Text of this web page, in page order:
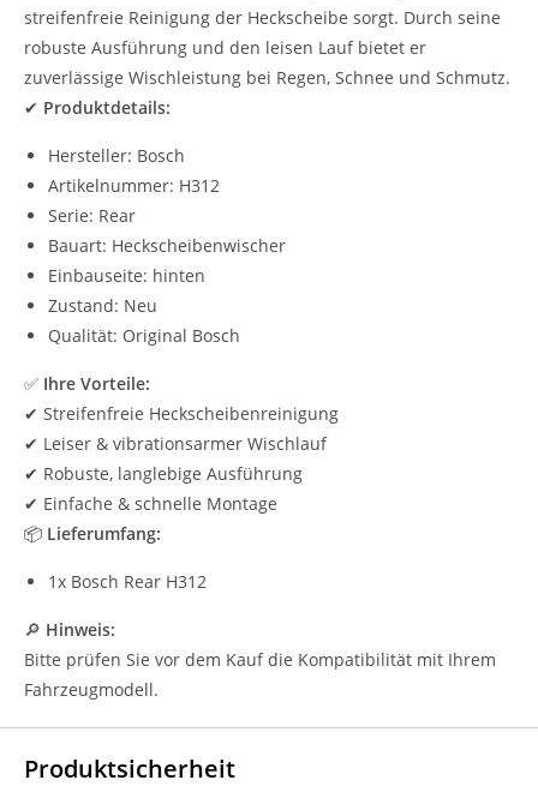
streifenfreie Reinigung der Heckscheibe sorgt. Durch seine
robuste Ausführung und den leisen Lauf bietet er
zuverlässige Wischleistung bei Regen, Schnee und Schmutz.
✔ Produktdetails:
Hersteller: Bosch
Artikelnummer: H312
Serie: Rear
Bauart: Heckscheibenwischer
Einbauseite: hinten
Zustand: Neu
Qualität: Original Bosch
✅ Ihre Vorteile:
✔ Streifenfreie Heckscheibenreinigung
✔ Leiser & vibrationsarmer Wischlauf
✔ Robuste, langlebige Ausführung
✔ Einfache & schnelle Montage
📦 Lieferumfang:
1x Bosch Rear H312
🔎 Hinweis:
Bitte prüfen Sie vor dem Kauf die Kompatibilität mit Ihrem
Fahrzeugmodell.
Produktsicherheit